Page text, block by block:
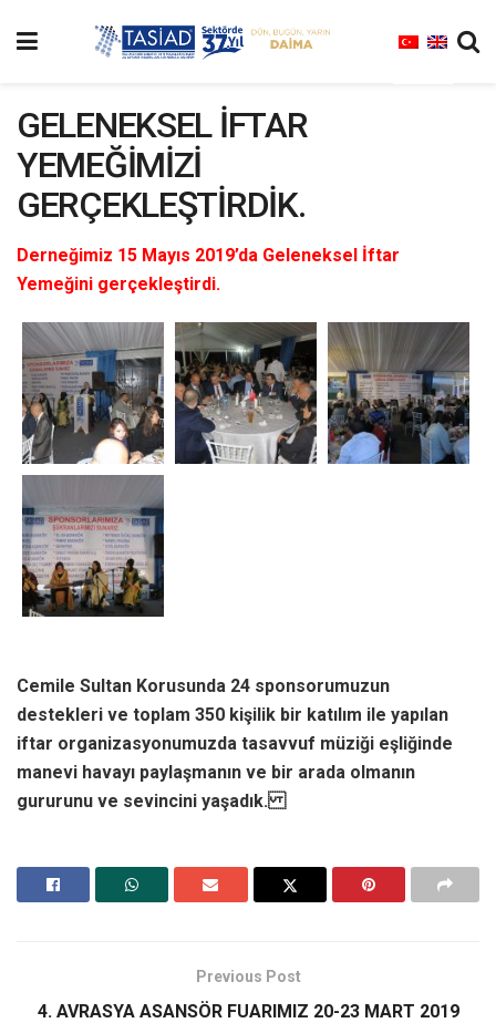
GELENEKSEL İFTAR
YEMEĞİMİZİ
GERÇEKLEŞTİRDİK.
Derneğimiz 15 Mayıs 2019’da Geleneksel İftar
Yemeğini gerçekleştirdi.
Cemile Sultan Korusunda 24 sponsorumuzun
destekleri ve toplam 350 kişilik bir katılım ile yapılan
iftar organizasyonumuzda tasavvuf müziği eşliğinde
manevi havayı paylaşmanın ve bir arada olmanın
gururunu ve sevincini yaşadık.
Previous Post
4. AVRASYA ASANSÖR FUARIMIZ 20-23 MART 2019